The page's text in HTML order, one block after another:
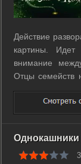
Действие
картины.
внимание
Отцы семейств
на этот раз
Однокашники